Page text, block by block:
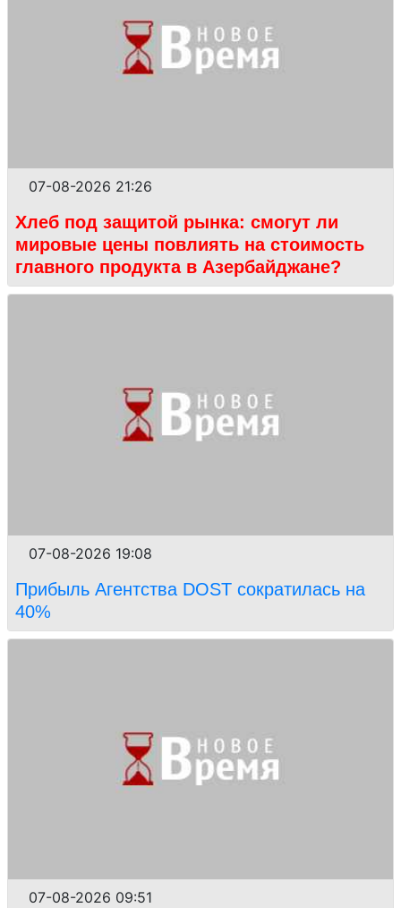
07-08-2026 21:26
Хлеб под защитой рынка: смогут ли
мировые цены повлиять на стоимость
главного продукта в Азербайджане?
07-08-2026 19:08
Прибыль Агентства DOST сократилась на
40%
07-08-2026 09:51